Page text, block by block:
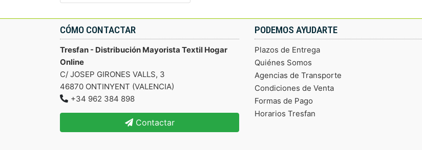
CÓMO CONTACTAR
Tresfan - Distribución Mayorista Textil Hogar
Online
C/ JOSEP GIRONES VALLS, 3
46870 ONTINYENT (VALENCIA)
+34 962 384 898
Contactar
PODEMOS AYUDARTE
Plazos de Entrega
Quiénes Somos
Agencias de Transporte
Condiciones de Venta
Formas de Pago
Horarios Tresfan